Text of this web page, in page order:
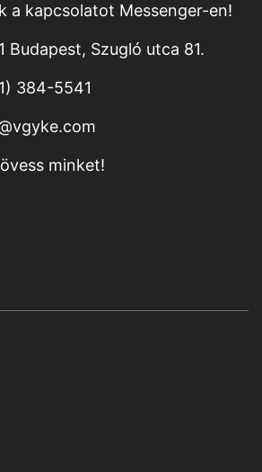
a kapcsolatot Messenger-en!
Budapest, Szugló utca 81.
384-5541
minket!